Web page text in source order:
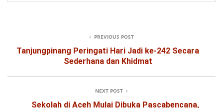
PREVIOUS POST
Tanjungpinang Peringati Hari Jadi ke-242 Secara
Sederhana dan Khidmat
NEXT POST
Sekolah di Aceh Mulai Dibuka Pascabencana,